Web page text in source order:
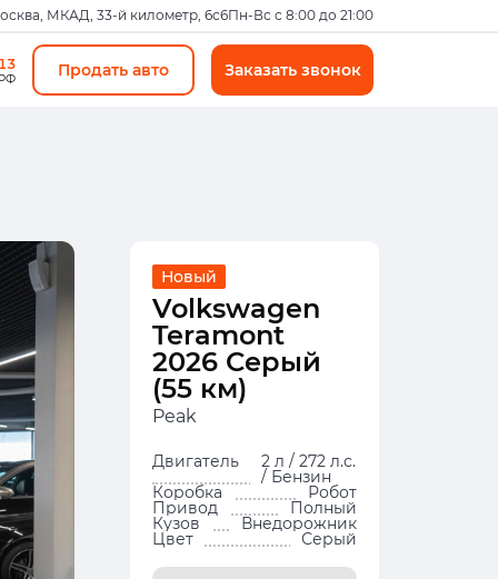
МКАД, 33-й километр, 6с6Пн-Вс с 8:00 до 21:00
Продать авто Заказать звонок
Новый
Volkswagen
Teramont
2026 Серый
(55 км)
Peak
Двигатель 2 л / 272 л.с.
/ Бензин
Коробка Робот
Привод Полный
Кузов Внедорожник
Цвет Серый